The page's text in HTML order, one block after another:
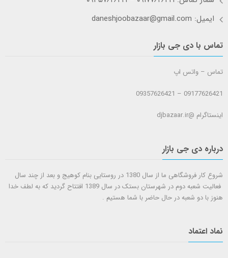
ایمیل: daneshjoobazaar@gmail.com
تماس با دی جی بازار
تماس – واتس اپ
09177626421 – 09357626421
اینستاگرام @djbazaar.ir
درباره دی جی بازار
شروع کار فروشگاهی ما از سال 1380 در روستایی بنام کوهیج و بعد از چند سال
فعالیت شعبه دوم در شهرستان بستک در سال 1389 افتتاح گردید که به لطف خدا
هنوز با دو شعبه در حال حاضر با شما هستيم .
نماد اعتماد